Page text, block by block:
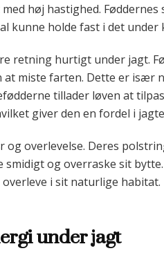
høj hastighed.
kunne holde fast i det under
retning hurtigt under jagt.
miste farten. Dette er især
tillader løven at
giver den en fordel i
overlevelse. Deres
og overraske sit
i sit naturlige
under jagt